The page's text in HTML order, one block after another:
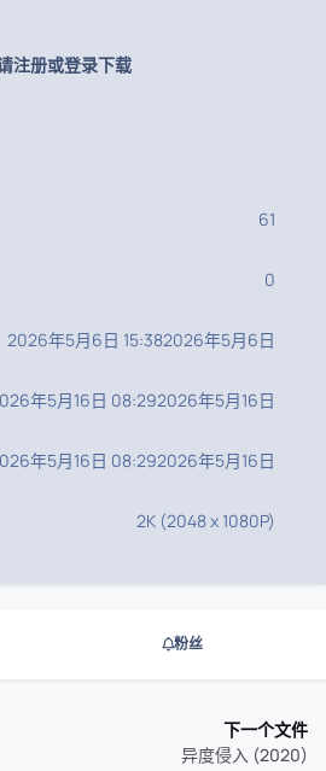
注册或登录下载
61
0
2026年5月6日 15:382026年5月6日
年5月16日 08:292026年5月16日
年5月16日 08:292026年5月16日
2K (2048 x 1080P)
粉丝
下一个文件
异度侵入 (2020)